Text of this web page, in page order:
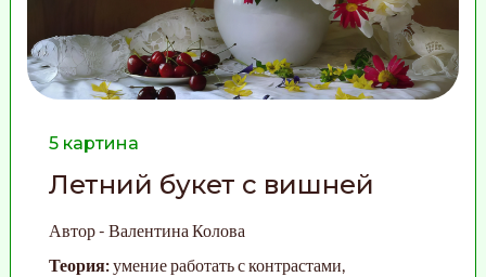
5 картина
Летний букет с вишней
Автор - Валентина Колова
Теория:умение работать с контрастами,